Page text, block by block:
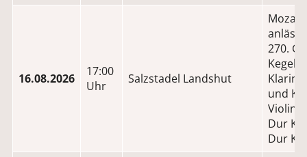
16.08.2026
17:00
Uhr
Salzstadel Landshut
270.
und
Dur
Dur KV